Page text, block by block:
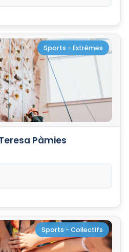
Sports - Extrêmes
Pàmies
Sports - Collectifs